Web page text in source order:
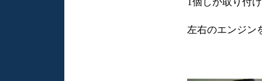
左右のエンジン